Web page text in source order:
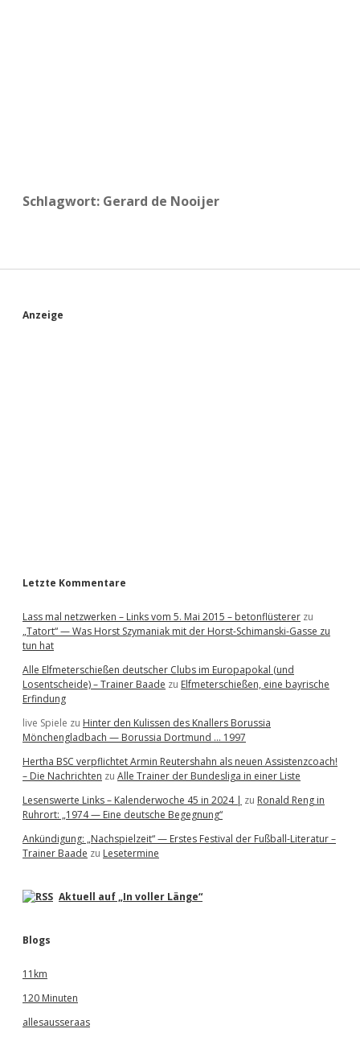
Schlagwort: Gerard de Nooijer
S
Anzeige
Letzte Kommentare
Lass mal netzwerken – Links vom 5. Mai 2015 – betonflüsterer zu
„Tatort“ — Was Horst Szymaniak mit der Horst-Schimanski-Gasse zu
tun hat
Alle Elfmeterschießen deutscher Clubs im Europapokal (und
Losentscheide) – Trainer Baade zu Elfmeterschießen, eine bayrische
Erfindung
live Spiele zu Hinter den Kulissen des Knallers Borussia
Mönchengladbach — Borussia Dortmund … 1997
Hertha BSC verpflichtet Armin Reutershahn als neuen Assistenzcoach!
– Die Nachrichten zu Alle Trainer der Bundesliga in einer Liste
Lesenswerte Links – Kalenderwoche 45 in 2024 | zu Ronald Reng in
Ruhrort: „1974 — Eine deutsche Begegnung“
Ankündigung: „Nachspielzeit“ — Erstes Festival der Fußball-Literatur –
Trainer Baade zu Lesetermine
Aktuell auf „In voller Länge“
Blogs
11km
120 Minuten
allesausseraas